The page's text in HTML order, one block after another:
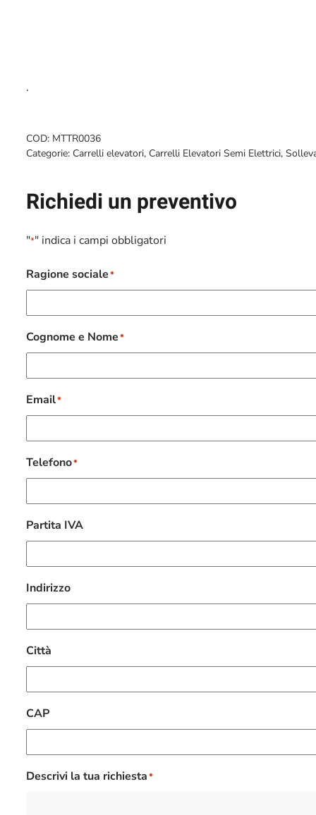
.
COD: MTTR0036
Categorie: Carrelli elevatori, Carrelli Elevatori Semi Elettrici,
Richiedi un preventivo
"*" indica i campi obbligatori
Ragione sociale*
Cognome e Nome*
Email*
Telefono*
Partita IVA
Indirizzo
Città
CAP
Descrivi la tua richiesta*